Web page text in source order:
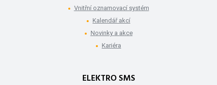
Vnitřní oznamovací systém
Kalendář akcí
Novinky a akce
Kariéra
ELEKTRO SMS